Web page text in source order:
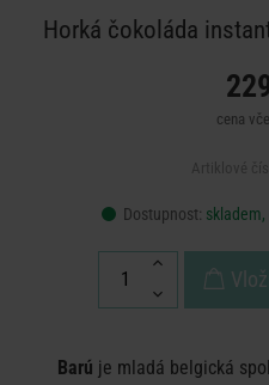
Horká čokoláda
cena
Dostupnost:
Barú je mladá belgická